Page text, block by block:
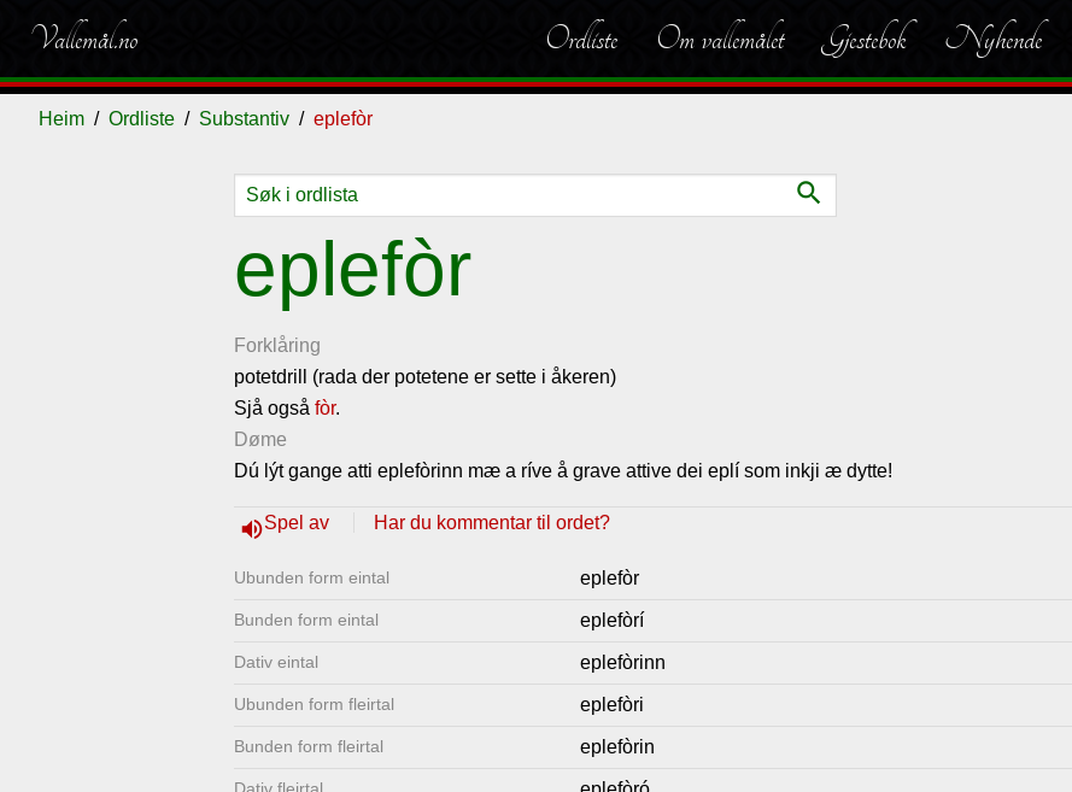
Vallemål.no Ordliste Om vallemålet Gjestebok Nyhende
Heim Ordliste Substantiv eplefòr
search
eplefòr
Forklåring
potetdrill (rada der potetene er sette i åkeren)
Sjå også fòr.
Døme
Dú lýt gange atti eplefòrinn mæ a ríve å grave attive dei eplí som inkji æ dytte!
volume_upSpel av Har du kommentar til ordet?
Ubunden form eintal eplefòr
Bunden form eintal eplefòrí
Dativ eintal eplefòrinn
Ubunden form fleirtal eplefòri
Bunden form fleirtal eplefòrin